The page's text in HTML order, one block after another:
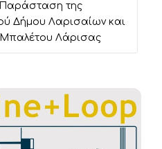
Παράσταση της
Δήμου Λαρισαίων και
Μπαλέτου Λάρισας